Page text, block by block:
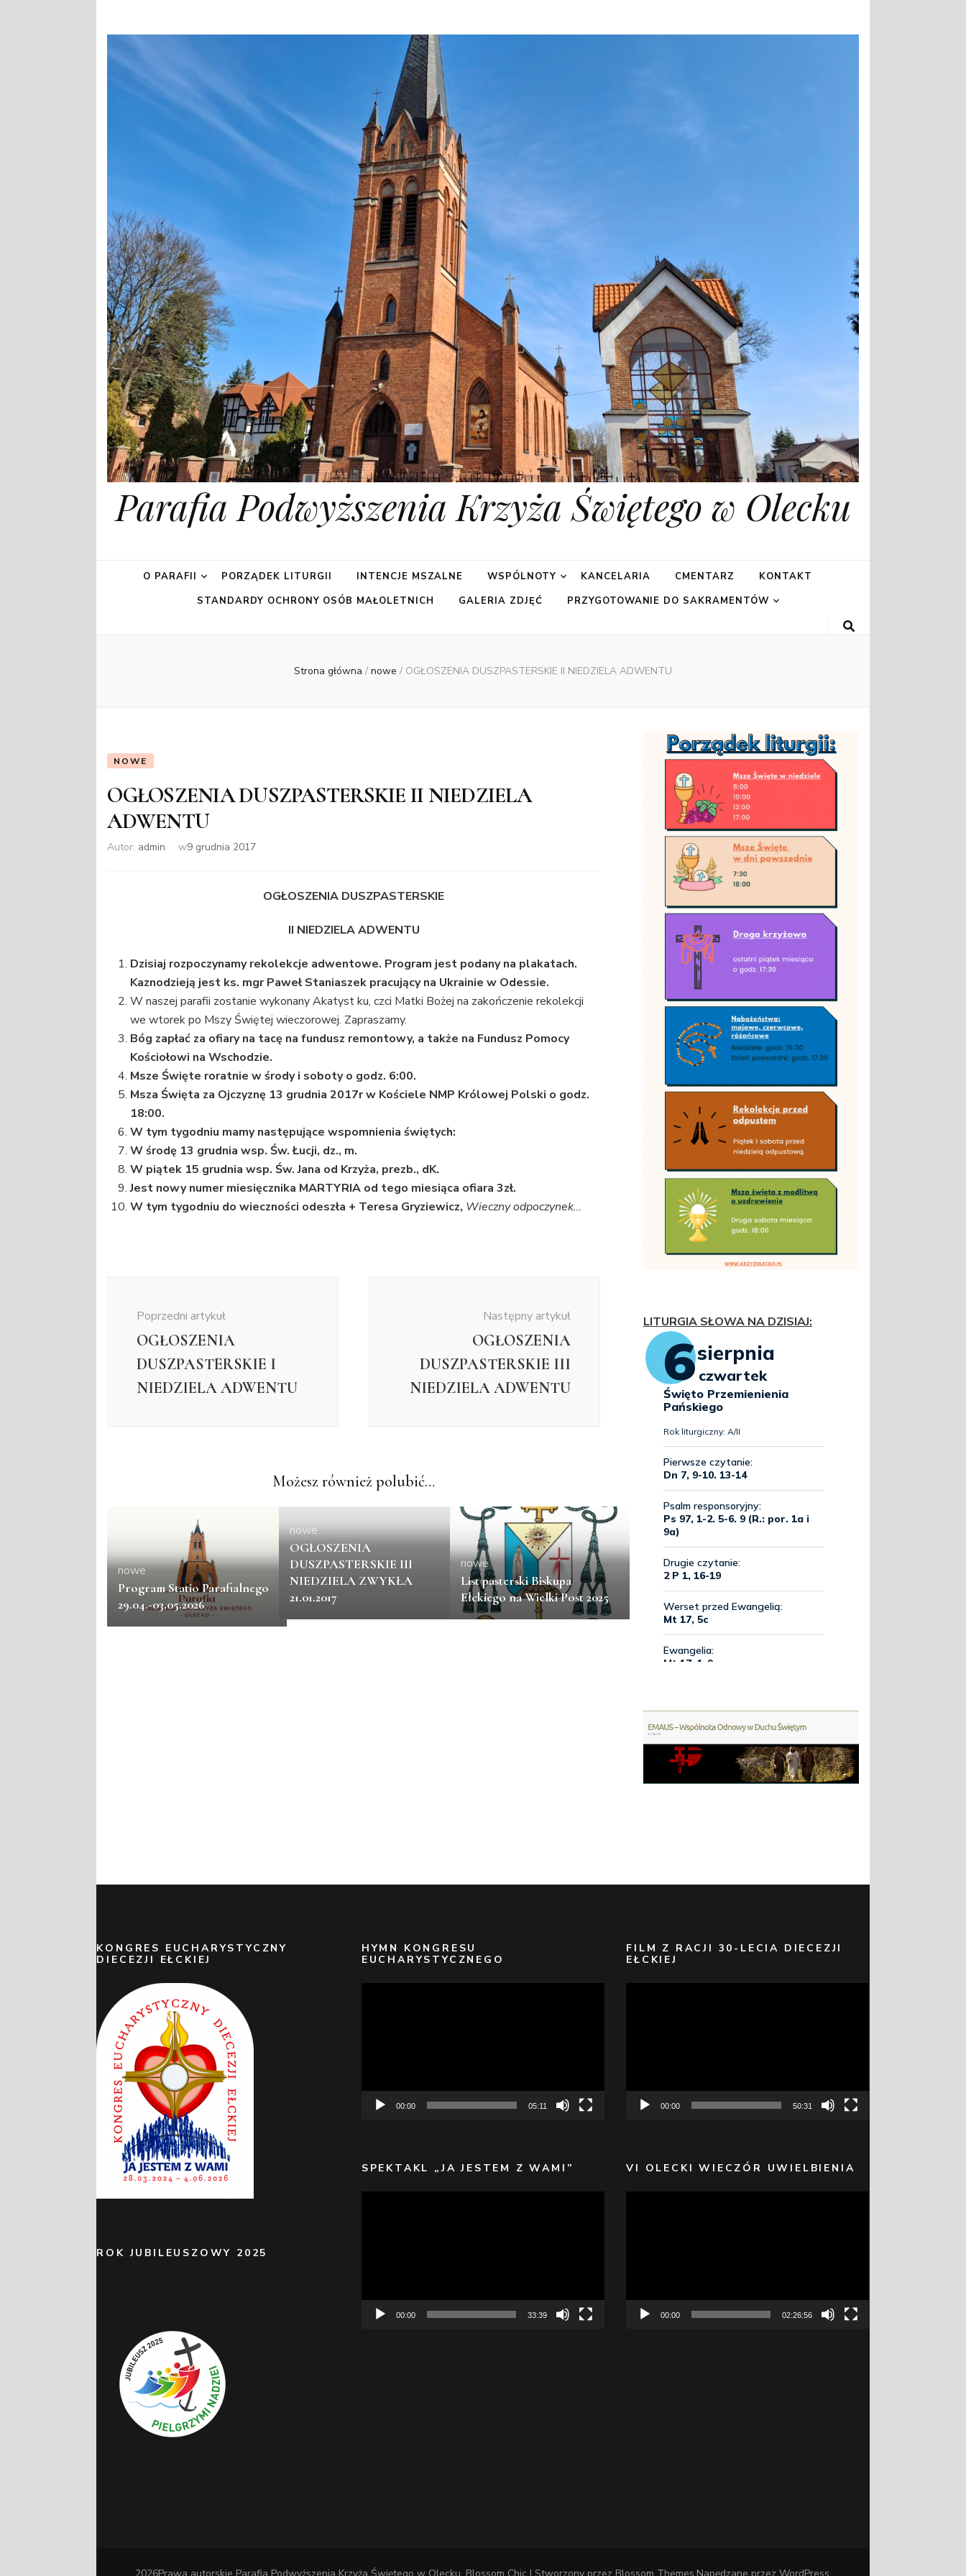
Parafia Podwyższenia Krzyża Świętego w Olecku
O PARAFII PORZĄDEK LITURGII INTENCJE MSZALNE WSPÓLNOTY KANCELARIA CMENTARZ
KONTAKT
STANDARDY OCHRONY OSÓB MAŁOLETNICH
GALERIA ZDJĘĆ PRZYGOTOWANIE DO SAKRAMENTÓW
Strona główna / nowe / OGŁOSZENIA DUSZPASTERSKIE II NIEDZIELA ADWENTU
NOWE
OGŁOSZENIA DUSZPASTERSKIE II NIEDZIELA
ADWENTU
Autor: admin w9 grudnia 2017
OGŁOSZENIA DUSZPASTERSKIE
II NIEDZIELA ADWENTU
Dzisiaj rozpoczynamy rekolekcje adwentowe. Program jest podany na plakatach.
Kaznodzieją jest ks. mgr Paweł Staniaszek pracujący na Ukrainie w Odessie.
W naszej parafii zostanie wykonany Akatyst ku, czci Matki Bożej na zakończenie rekolekcji
we wtorek po Mszy Świętej wieczorowej. Zapraszamy.
Bóg zapłać za ofiary na tacę na fundusz remontowy, a także na Fundusz Pomocy
Kościołowi na Wschodzie.
Msze Święte roratnie w środy i soboty o godz. 6:00.
Msza Święta za Ojczyznę 13 grudnia 2017r w Kościele NMP Królowej Polski o godz.
18:00.
W tym tygodniu mamy następujące wspomnienia świętych:
W środę 13 grudnia wsp. Św. Łucji, dz., m.
W piątek 15 grudnia wsp. Św. Jana od Krzyża, prezb., dK.
Jest nowy numer miesięcznika MARTYRIA od tego miesiąca ofiara 3zł.
W tym tygodniu do wieczności odeszła + Teresa Gryziewicz, Wieczny odpoczynek…
Poprzedni artykuł
OGŁOSZENIA
DUSZPASTERSKIE I
NIEDZIELA ADWENTU
Następny artykuł
OGŁOSZENIA
DUSZPASTERSKIE III
NIEDZIELA ADWENTU
Możesz również polubić…
nowe
Program Statio Parafialnego
29.04.-03.05.2026
nowe
OGŁOSZENIA
DUSZPASTERSKIE III
NIEDZIELA ZWYKŁA
21.01.2017
nowe
List pasterski Biskupa
Ełckiego na Wielki Post 2025
LITURGIA SŁOWA NA DZISIAJ:
KONGRES EUCHARYSTYCZNY
DIECEZJI EŁCKIEJ
ROK JUBILEUSZOWY 2025
HYMN KONGRESU
EUCHARYSTYCZNEGO
00:00 05:11
SPEKTAKL „JA JESTEM Z WAMI”
00:00 33:39
FILM Z RACJI 30-LECIA DIECEZJI
EŁCKIEJ
00:00 50:31
VI OLECKI WIECZÓR UWIELBIENIA
00:00 02:26:56